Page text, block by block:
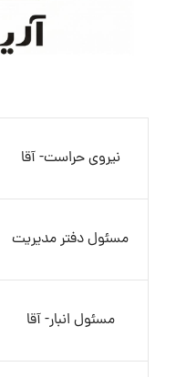
نیروی حراست- آقا
مسئول دفتر مدیریت
مسئول انبار- آقا